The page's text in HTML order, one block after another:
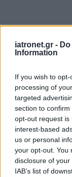
iatronet.gr -
Information
If you wish to
processing of
targeted
section to
opt-out request is
interest-based
us or personal
your opt-out. You
disclosure of
IAB’s list of